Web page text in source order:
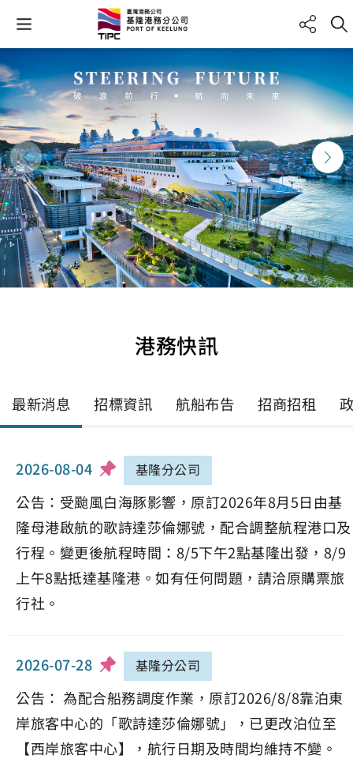
港務快訊
最新消息 招標資訊 航船布告 招商招租
2026-08-04 基隆分公司
公告：受颱風白海豚影響，原訂2026年8月5日由基
隆母港啟航的歌詩達莎倫娜號，配合調整航程港口及
行程。變更後航程時間：8/5下午2點基隆出發，8/9
上午8點抵達基隆港。如有任何問題，請洽原購票旅
行社。
2026-07-28 基隆分公司
公告： 為配合船務調度作業，原訂2026/8/8靠泊東
岸旅客中心的「歌詩達莎倫娜號」，已更改泊位至
【西岸旅客中心】，航行日期及時間均維持不變。